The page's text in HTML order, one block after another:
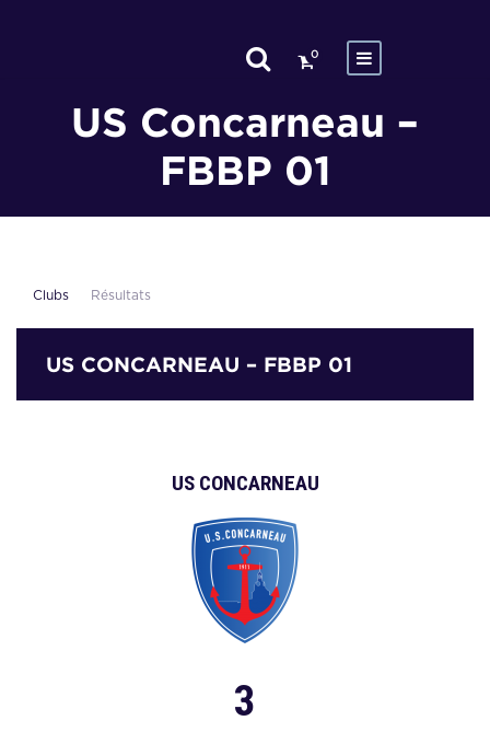
0
US Concarneau –
FBBP 01
Clubs Résultats
US CONCARNEAU – FBBP 01
US CONCARNEAU
3